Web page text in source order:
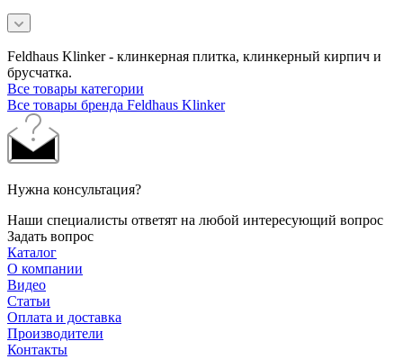
Feldhaus Klinker - клинкерная плитка, клинкерный кирпич и
брусчатка.
Все товары категории
Все товары бренда Feldhaus Klinker
Нужна консультация?
Наши специалисты ответят на любой интересующий вопрос
Задать вопрос
Каталог
О компании
Видео
Статьи
Оплата и доставка
Производители
Контакты